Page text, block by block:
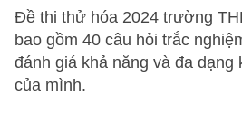
Đề thi thử hóa 2024 trường
bao gồm 40 câu hỏi trắc
đánh giá khả năng và đa dạng
của mình.